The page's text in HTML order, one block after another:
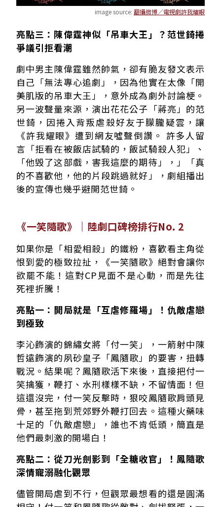
image source: 翻攝微博／電視劇許我耀眼
亮點三：陳偉霆神似「吊車大王」？范世錡捲
爭議引拒看潮
劇中男主陳偉霆雖然帥氣，卻有脆友發文表示
自己「無法專心追劇」，因為他實在太像「開
美肌版的吊車大王」，意外成為劇外討論梗。
另一波聲量來源，演出花花公子「蔣亮」的范
世錡，因捲入背叛虐殺好友于朦朧疑雲，讓
《許我耀眼》遭到網友噓聲倒讚。 許多人留
言「拒看在被飯店試騎的，飯試騎殺人犯」、
「他毁了这部戲，害我這麼的期待」，」「真
的不喜歡他，他的片段跳過就好」，劇組播出
後的宣傳也幾乎避開范世錡。
《一笑隨歌》｜陸劇口碑榜排行No. 2
如果你是「相愛相殺」的鐵粉，喜歡看主角從
恨到愛的極致拉扯，《一笑隨歌》絕對會讓你
欲罷不能！這對CP見面不是心動，而是先往
死裡折騰！
亮點一：開局就是「互虐修羅場」！仇敵虐戀
到極致
李沁飾演的錦繡女將「付一笑」，一箭射中陳
哲遠飾演的夙砂皇子「鳳隨歌」的要害，扭轉
戰況。結果呢？鳳隨歌活下來後，直接把付一
笑擒獲，鞭打、水刑樣樣不缺，不留情面！但
這還沒完，付一笑反擊時，狠咬鳳隨歌肩頭見
骨，甚至拖到荒郊野外鞭打回去。這種火藥味
十足的「仇敵虐戀」，誰也不肯低頭，簡直是
他們最刺激的開場白！
亮點二：從刀光劍影到「全糖收官」！鳳隨歌
深情寵溺融化觀眾
儘管開局虐到不行，但觀眾最想看的還是圓滿